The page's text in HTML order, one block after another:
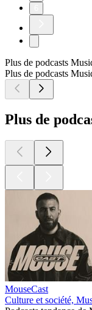
Plus de podcasts
Plus de podcasts
Plus de
MouseCast
Culture et société,